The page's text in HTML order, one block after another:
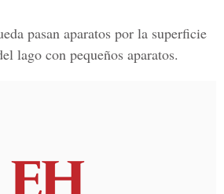
pasan aparatos por la superficie
lago con pequeños aparatos.